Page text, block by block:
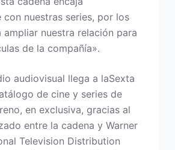
nuestras series, por los
ampliar nuestra relación para
de la compañía».
audiovisual llega a laSexta
de cine y series de
en exclusiva, gracias al
entre la cadena y Warner
Television Distribution